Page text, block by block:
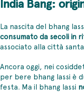
La nascita del bhang
consumato da secoli in
associato alla città
Ancora oggi, nei
per bere bhang lassi è
festa. Ma il bhang lassi